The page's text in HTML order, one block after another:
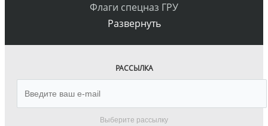
Флаги спецназ ГРУ
Развернуть
РАССЫЛКА
Выберите рассылку